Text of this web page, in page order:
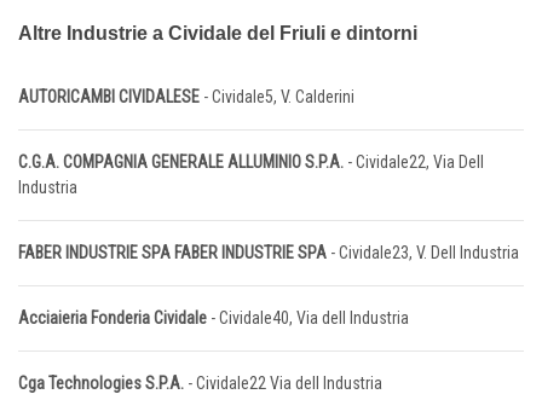
Altre Industrie a Cividale del Friuli e dintorni
AUTORICAMBI CIVIDALESE - Cividale5, V. Calderini
C.G.A. COMPAGNIA GENERALE ALLUMINIO S.P.A. - Cividale22, Via Dell
Industria
FABER INDUSTRIE SPA FABER INDUSTRIE SPA - Cividale23, V. Dell Industria
Acciaieria Fonderia Cividale - Cividale40, Via dell Industria
Cga Technologies S.P.A. - Cividale22 Via dell Industria